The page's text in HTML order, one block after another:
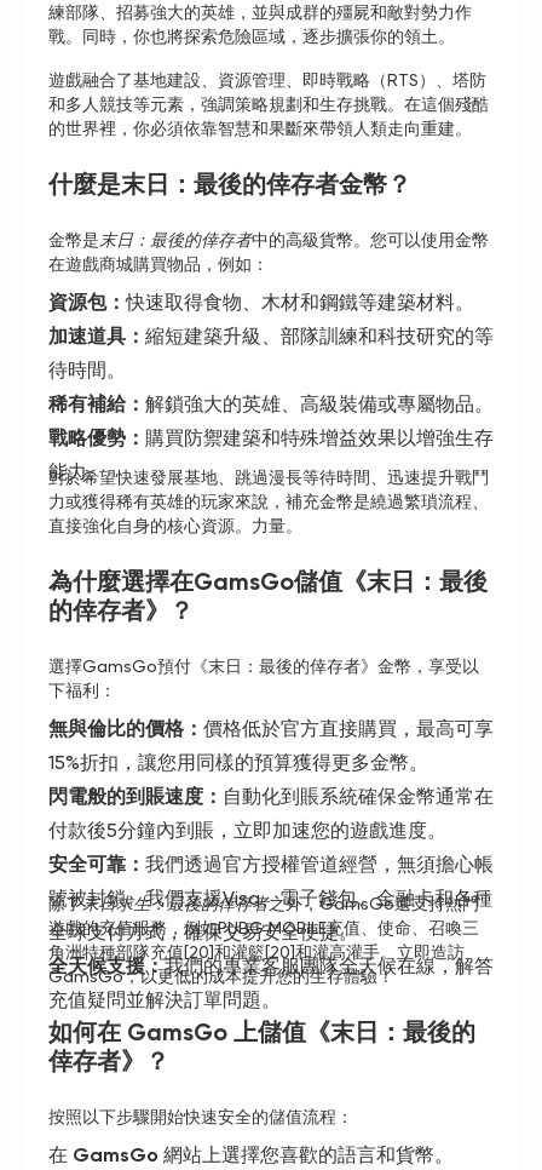
練部隊、招募強大的英雄，並與成群的殭屍和敵對勢力作
戰。同時，你也將探索危險區域，逐步擴張你的領土。
遊戲融合了基地建設、資源管理、即時戰略（RTS）、塔防
和多人競技等元素，強調策略規劃和生存挑戰。在這個殘酷
的世界裡，你必須依靠智慧和果斷來帶領人類走向重建。
什麼是末日：最後的倖存者金幣？
金幣是末日：最後的倖存者中的高級貨幣。您可以使用金幣
在遊戲商城購買物品，例如：
資源包：快速取得食物、木材和鋼鐵等建築材料。
加速道具： 縮短建築升級、部隊訓練和科技研究的等
待時間。
稀有補給： 解鎖強大的英雄、高級裝備或專屬物品。
戰略優勢： 購買防禦建築和特殊增益效果以增強生存
能力。
對於希望快速發展基地、跳過漫長等待時間、迅速提升戰鬥
力或獲得稀有英雄的玩家來說，補充金幣是繞過繁瑣流程、
直接強化自身的核心資源。力量。
為什麼選擇在GamsGo儲值《末日：最後
的倖存者》？
選擇GamsGo預付《末日：最後的倖存者》金幣，享受以
下福利：
無與倫比的價格： 價格低於官方直接購買，最高可享
15%折扣，讓您用同樣的預算獲得更多金幣。
閃電般的到賬速度： 自動化到賬系統確保金幣通常在
付款後5分鐘內到賬，立即加速您的遊戲進度。
安全可靠： 我們透過官方授權管道經營，無須擔心帳
號被封鎖。我們支援Visa、電子錢包、金融卡和各種
全球支付方式，確保交易安全便捷。
全天候支援：我們的專業客服團隊全天候在線，解答
充值疑問並解決訂單問題。
除了末日求生：最後的倖存者之外，GamsGo還支持熱門
遊戲的充值服務，例如PUBG MOBILE充值、使命、 召喚三
角洲特種部隊充值[20]和灌籃[20]和灌高灌手。立即造訪
GamsGo，以更低的成本提升您的生存體驗！
如何在 GamsGo 上儲值《末日：最後的
倖存者》？
按照以下步驟開始快速安全的儲值流程：
在 GamsGo 網站上選擇您喜歡的語言和貨幣。